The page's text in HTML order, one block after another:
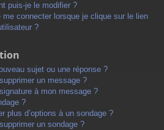
puis-je le modifier ?
me connecter lorsque je clique sur le lien
?
sujet ou une réponse ?
un message ?
à mon message ?
?
plus d’options à un sondage ?
un sondage ?